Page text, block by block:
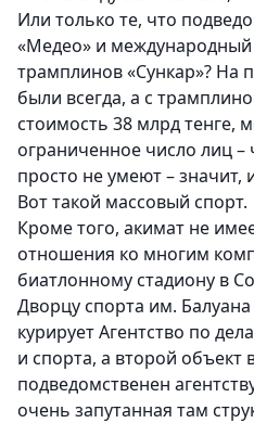
Или только те, что
«Медео» и
трамплинов «Сункар»? На
были всегда, а с
стоимость 38 млрд тенге,
ограниченное число лиц –
просто не умеют – значит,
Вот такой массовый спорт.
Кроме того, акимат не
отношения ко многим
биатлонному стадиону в
Дворцу спорта им.
курирует Агентство по
и спорта, а второй объект
подведомственен
очень запутанная там